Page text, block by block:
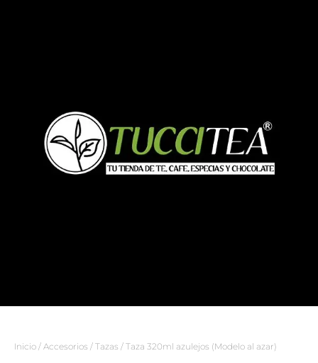
Inicio / Accesorios / Tazas / Taza 320ml azulejos (Modelo al azar)